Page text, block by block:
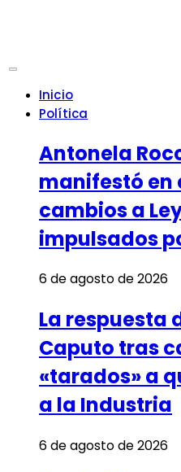
Inicio
Política
Antonela
manifestó en
cambios a
impulsados
6 de agosto de 2026
La respuesta
Caputo tras
«tarados» a
a la Industria
6 de agosto de 2026